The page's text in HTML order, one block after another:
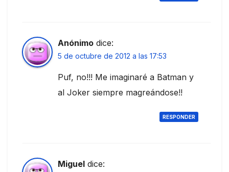
Anónimo dice:
5 de octubre de 2012 a las 17:53
Puf, no!!! Me imaginaré a Batman y
al Joker siempre magreándose!!
RESPONDER
Miguel dice: